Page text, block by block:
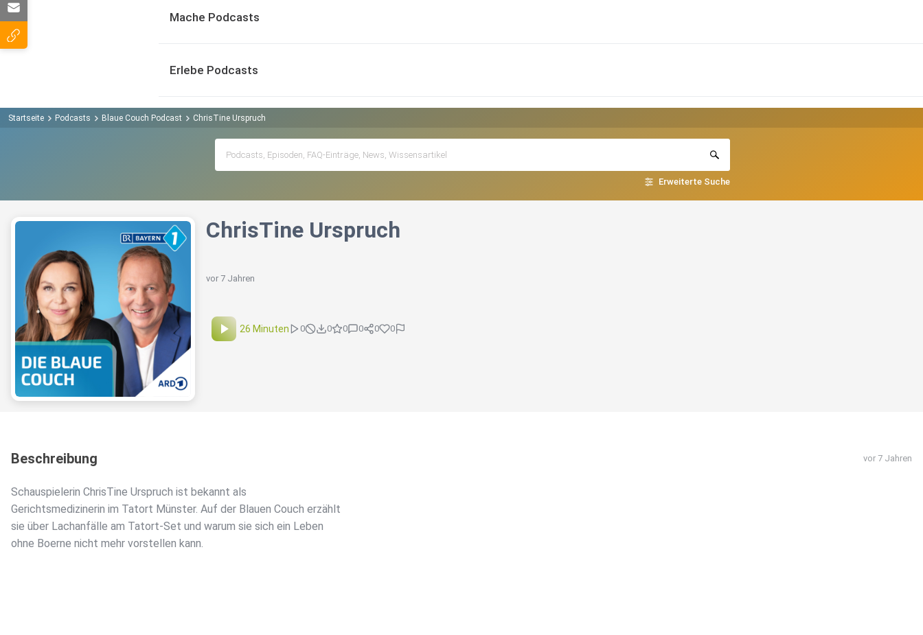
Mache Podcasts
Erlebe Podcasts
Startseite Podcasts Blaue Couch Podcast ChrisTine Urspruch
Erweiterte Suche
ChrisTine Urspruch
vor 7 Jahren
26 Minuten 0 0 0 0 0 0
Beschreibung vor 7 Jahren
Schauspielerin ChrisTine Urspruch ist bekannt als
Gerichtsmedizinerin im Tatort Münster. Auf der Blauen Couch erzählt
sie über Lachanfälle am Tatort-Set und warum sie sich ein Leben
ohne Boerne nicht mehr vorstellen kann.